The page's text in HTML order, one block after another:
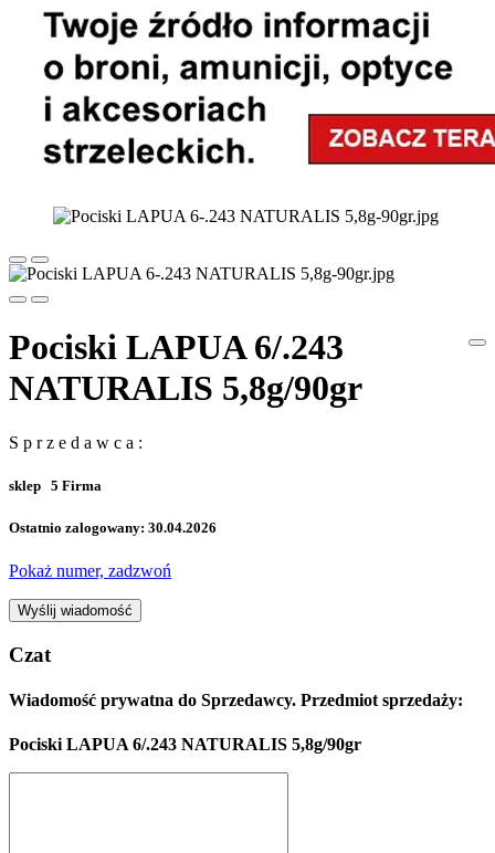
Pociski LAPUA 6/.243
NATURALIS 5,8g/90gr
S p r z e d a w c a :
sklep 5 Firma
Ostatnio zalogowany: 30.04.2026
Pokaż numer, zadzwoń
Wyślij wiadomość
Czat
Wiadomość prywatna do Sprzedawcy. Przedmiot sprzedaży:
Pociski LAPUA 6/.243 NATURALIS 5,8g/90gr